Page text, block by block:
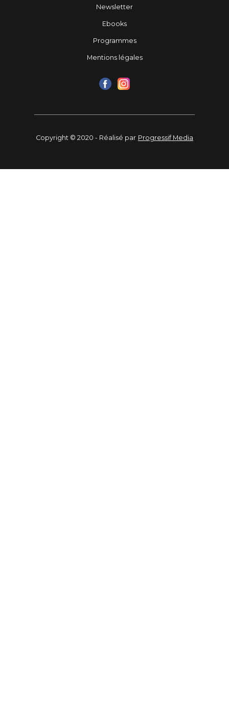
Newsletter
Ebooks
Programmes
Mentions légales
Copyright © 2020 - Réalisé par Progressif Media